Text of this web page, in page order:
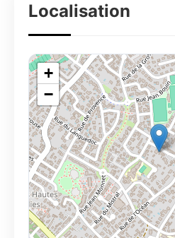
Localisation
+
−